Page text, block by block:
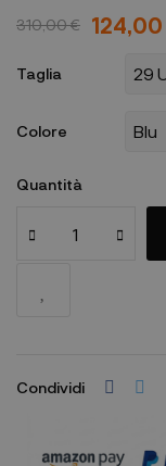
310,00 €
Taglia
Colore
Quantità
Condividi